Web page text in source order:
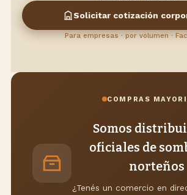
Solicitar cotización
Para empresas · por volumen ·
COMPRAS
Somos
oficiales de
norteños
¿Tenés un comercio en